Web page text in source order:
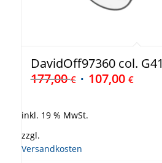
DavidOff97360 col. G41
177,00€ 107,00 €
inkl. 19 % MwSt.
zzgl.
Versandkosten